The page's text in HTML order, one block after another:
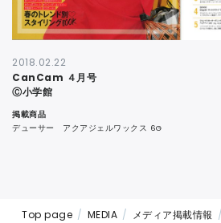
2018.02.22
CanCam ４月号
Ⓒ小学館
掲載商品
デューサー アクアジェルワックス 6G
Top page MEDIA メディア掲載情報